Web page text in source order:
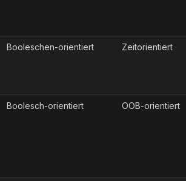
Booleschen-orientiert Zeitorientiert
Boolesch-orientiert OOB-orientiert